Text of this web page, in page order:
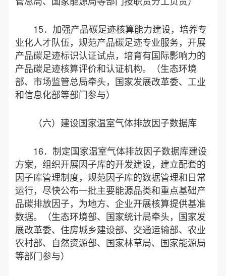
15．加强产品碳足迹核算能力建设，培养专
业化人才队伍，规范产品碳足迹专业服务，开展
产品碳足迹标识认证试点，培育有国际影响力的
产品碳足迹核算评价和认证机构。（生态环境
部、市场监管总局牵头，国家发展改革委、工业
和信息化部等部门参与）
（六）建设国家温室气体排放因子数据库
16．制定国家温室气体排放因子数据库建设
方案，组织开展因子库的开发建设，建立配套的
因子库管理制度，规范因子库的数据管理和日常
运行，尽快公布一批主要能源品类和重点基础产
品碳排放因子，为地方、企业开展核算提供基准
数据。（生态环境部、国家统计局牵头，国家发
展改革委、住房城乡建设部、交通运输部、农业
农村部、自然资源部、国家林草局、国家能源局
等部门参与）